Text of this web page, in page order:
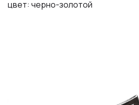
цвет: черно-золотой